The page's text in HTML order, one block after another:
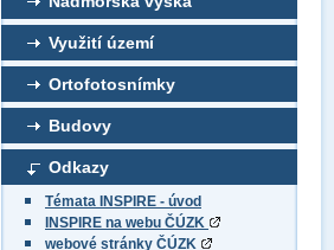
Využití území
Ortofotosnímky
Budovy
Odkazy
Témata INSPIRE - úvod
INSPIRE na webu ČÚZK
webové stránky ČÚZK